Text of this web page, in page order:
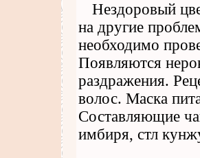
Нездоровый
на другие
необходимо
Появляются
раздражения.
волос. Маска
Составляющие
имбиря, стл